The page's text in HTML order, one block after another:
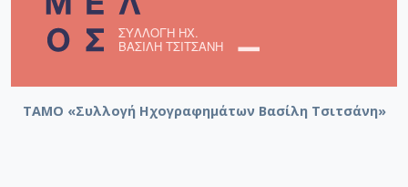
ΤΑΜΟ «Συλλογή Ηχογραφημάτων Βασίλη Τσιτσάνη»